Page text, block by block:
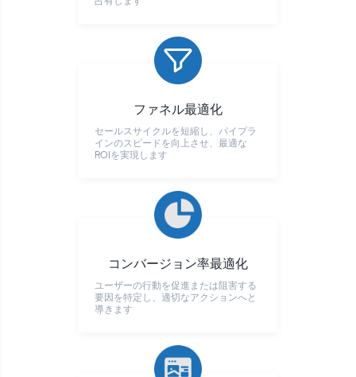
ファネル最適化
セールスサイクルを短縮し、パイプラ
インのスピードを向上させ、最適な
ROIを実現します
コンバージョン率最適化
ユーザーの行動を促進または阻害する
要因を特定し、適切なアクションへと
導きます